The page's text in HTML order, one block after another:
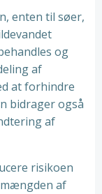
enten til søer,
og
af
at forhindre
bidrager også
af
risikoen
af